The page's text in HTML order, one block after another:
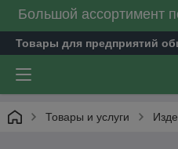
Большой ассортимент
Товары для предприятий
Товары и услуги